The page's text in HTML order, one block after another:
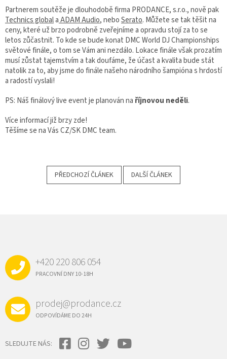
Partnerem soutěže je dlouhodobě firma PRODANCE, s.r.o., nově pak
Technics globalaADAM Audio, neboSerato. Můžete se tak těšit na
ceny, které už brzo podrobně zveřejníme a opravdu stojí za to se
letos zůčastnit. To kde se bude konat DMC World DJ Championships
světové finále, o tom se Vám ani nezdálo. Lokace finále však prozatím
musí zůstat tajemstvím a tak doufáme, že účast a kvalita bude stát
natolik za to, aby jsme do finále našeho národního šampióna s hrdostí
a radostí vyslali!
PS: Náš finálový live event je planován na říjnovou neděli.
Více informací již brzy zde!
Těšíme se na Vás CZ/SK DMC team.
PŘEDCHOZÍ ČLÁNEK DALŠÍ ČLÁNEK
+420 220 806 054
PRACOVNÍ DNY 10-18H
prodej@prodance.cz
ODPOVÍDÁME DO 24H
SLEDUJTE NÁS: